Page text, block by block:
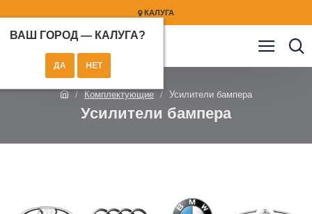
КАЛУГА
ВАШ ГОРОД — КАЛУГА?
Комплектующие Усилители бампера
Усилители бампера